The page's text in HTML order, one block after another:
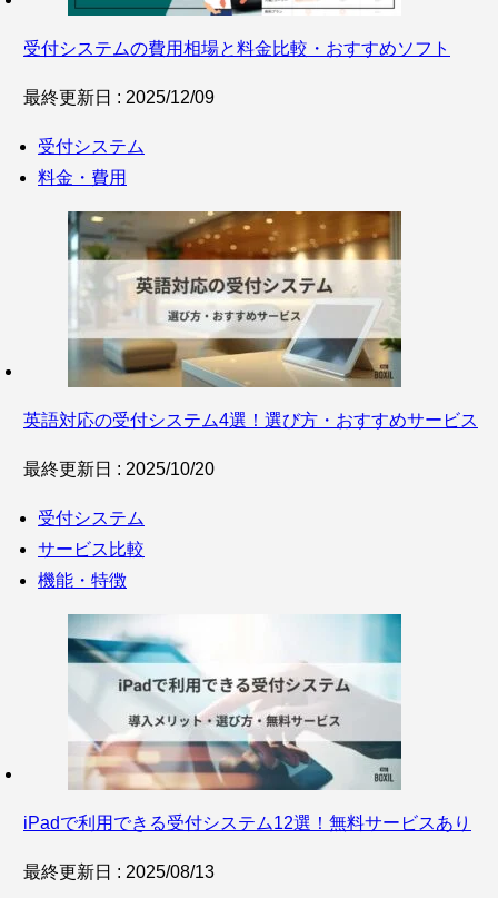
受付システムの費用相場と料金比較・おすすめソフト
最終更新日 : 2025/12/09
受付システム
料金・費用
英語対応の受付システム4選！選び方・おすすめサービス
最終更新日 : 2025/10/20
受付システム
サービス比較
機能・特徴
iPadで利用できる受付システム12選！無料サービスあり
最終更新日 : 2025/08/13